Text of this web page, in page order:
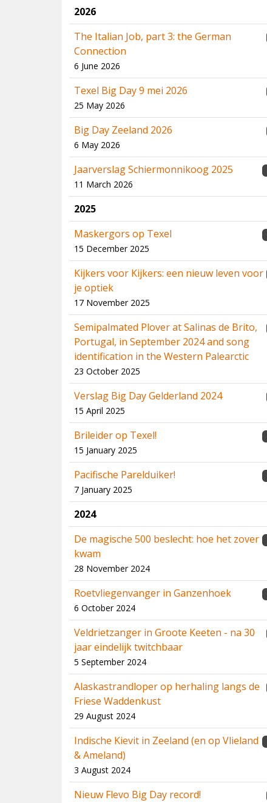
2026
The Italian Job, part 3: the German
Connection
6 June 2026
Texel Big Day 9 mei 2026
25 May 2026
Big Day Zeeland 2026
6 May 2026
Jaarverslag Schiermonnikoog 2025
11 March 2026
2025
Maskergors op Texel
15 December 2025
Kijkers voor Kijkers: een nieuw leven voor
je optiek
17 November 2025
Semipalmated Plover at Salinas de Brito,
Portugal, in September 2024 and song
identification in the Western Palearctic
23 October 2025
Verslag Big Day Gelderland 2024
15 April 2025
Brileider op Texel!
15 January 2025
Pacifische Parelduiker!
7 January 2025
2024
De magische 500 beslecht: hoe het zover
kwam
28 November 2024
Roetvliegenvanger in Ganzenhoek
6 October 2024
Veldrietzanger in Groote Keeten - na 30
jaar eindelijk twitchbaar
5 September 2024
Alaskastrandloper op herhaling langs de
Friese Waddenkust
29 August 2024
Indische Kievit in Zeeland (en op Vlieland
& Ameland)
3 August 2024
Nieuw Flevo Big Day record!